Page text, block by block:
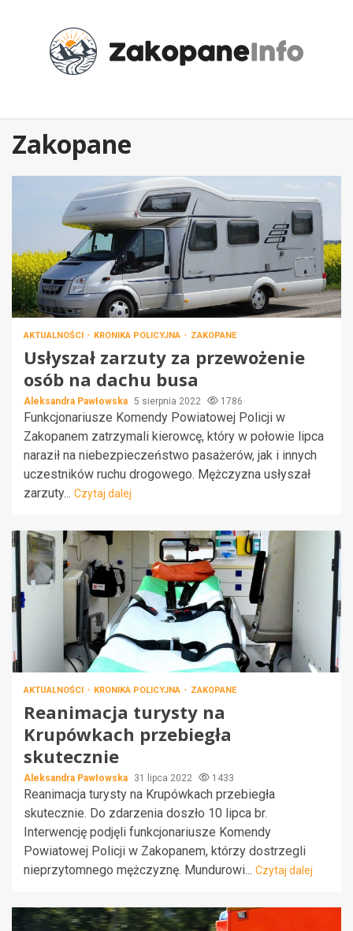
Zakopane
AKTUALNOŚCI KRONIKA POLICYJNA ZAKOPANE
Usłyszał zarzuty za przewożenie
osób na dachu busa
Aleksandra Pawłowska 5 sierpnia 2022 1786
Funkcjonariusze Komendy Powiatowej Policji w
Zakopanem zatrzymali kierowcę, który w połowie lipca
naraził na niebezpieczeństwo pasażerów, jak i innych
uczestników ruchu drogowego. Mężczyzna usłyszał
zarzuty... Czytaj dalej
AKTUALNOŚCI KRONIKA POLICYJNA ZAKOPANE
Reanimacja turysty na
Krupówkach przebiegła
skutecznie
Aleksandra Pawłowska 31 lipca 2022 1433
Reanimacja turysty na Krupówkach przebiegła
skutecznie. Do zdarzenia doszło 10 lipca br.
Interwencję podjęli funkcjonariusze Komendy
Powiatowej Policji w Zakopanem, którzy dostrzegli
nieprzytomnego mężczyznę. Mundurowi... Czytaj dalej